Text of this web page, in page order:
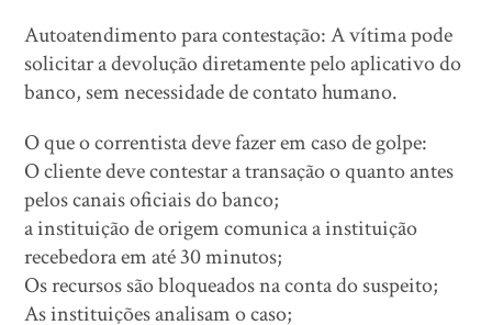
Autoatendimento para contestação: A vítima pode
solicitar a devolução diretamente pelo aplicativo do
banco, sem necessidade de contato humano.
O que o correntista deve fazer em caso de golpe:
O cliente deve contestar a transação o quanto antes
pelos canais oficiais do banco;
a instituição de origem comunica a instituição
recebedora em até 30 minutos;
Os recursos são bloqueados na conta do suspeito;
As instituições analisam o caso;